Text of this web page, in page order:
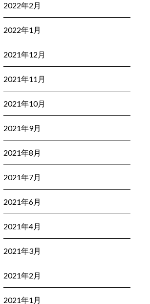
2022年2月
2022年1月
2021年12月
2021年11月
2021年10月
2021年9月
2021年8月
2021年7月
2021年6月
2021年4月
2021年3月
2021年2月
2021年1月